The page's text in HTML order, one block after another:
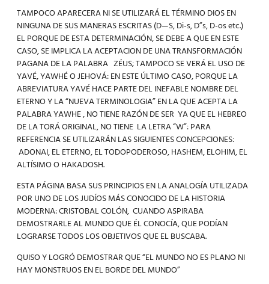
TAMPOCO APARECERA NI SE UTILIZARÁ EL TÉRMINO DIOS EN
NINGUNA DE SUS MANERAS ESCRITAS (D—S, Di-s, D”s, D-os etc.)
EL PORQUE DE ESTA DETERMINACIÓN, SE DEBE A QUE EN ESTE
CASO, SE IMPLICA LA ACEPTACION DE UNA TRANSFORMACIÓN
PAGANA DE LA PALABRA ZÉUS; TAMPOCO SE VERÁ EL USO DE
YAVÉ, YAWHÉ O JEHOVÁ: EN ESTE ÚLTIMO CASO, PORQUE LA
ABREVIATURA YAVÉ HACE PARTE DEL INEFABLE NOMBRE DEL
ETERNO Y LA “NUEVA TERMINOLOGIA” EN LA QUE ACEPTA LA
PALABRA YAWHE , NO TIENE RAZÓN DE SER YA QUE EL HEBREO
DE LA TORÁ ORIGINAL, NO TIENE LA LETRA “W”: PARA
REFERENCIA SE UTILIZARÁN LAS SIGUIENTES CONCEPCIONES:
ADONAI, EL ETERNO, EL TODOPODEROSO, HASHEM, ELOHIM, EL
ALTÍSIMO O HAKADOSH.
ESTA PÁGINA BASA SUS PRINCIPIOS EN LA ANALOGÍA UTILIZADA
POR UNO DE LOS JUDÍOS MÁS CONOCIDO DE LA HISTORIA
MODERNA: CRISTOBAL COLÓN, CUANDO ASPIRABA
DEMOSTRARLE AL MUNDO QUE ÉL CONOCÍA, QUE PODÍAN
LOGRARSE TODOS LOS OBJETIVOS QUE EL BUSCABA.
QUISO Y LOGRÓ DEMOSTRAR QUE “EL MUNDO NO ES PLANO NI
HAY MONSTRUOS EN EL BORDE DEL MUNDO”